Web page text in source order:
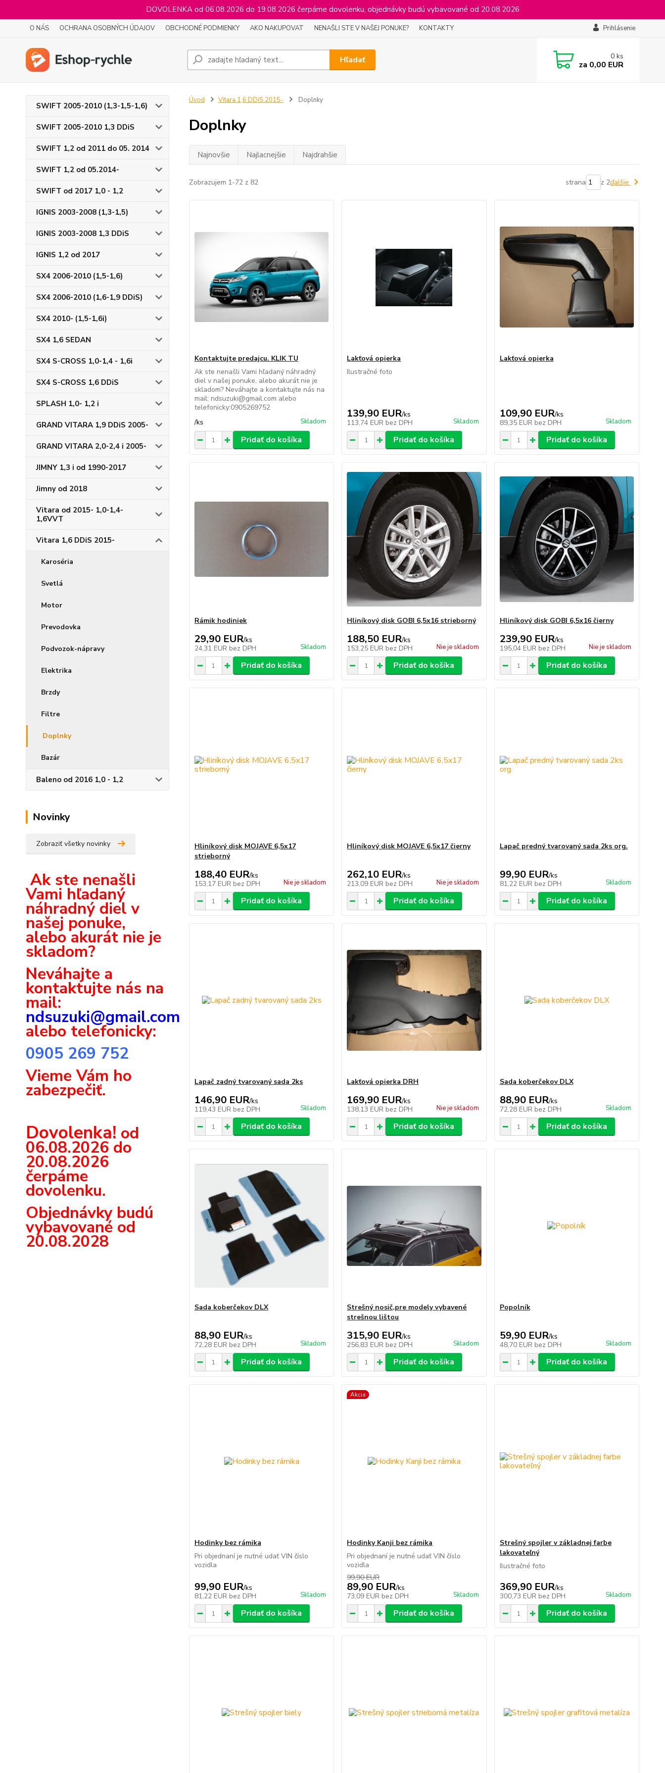
DOVOLENKA od 06.08.2026 do 19.08.2026 čerpáme dovolenku, objednávky budú vybavované od 20.08.2026
O NÁS OCHRANA OSOBNÝCH ÚDAJOV OBCHODNÉ PODMIENKY AKO NAKUPOVAT NENAŠLI STE V NAŠEJ PONUKE? KONTAKTY Prihlásenie
Hľadať 0 ks
za 0,00 EUR
SWIFT 2005-2010 (1,3-1,5-1,6)
SWIFT 2005-2010 1,3 DDiS
SWIFT 1,2 od 2011 do 05. 2014
SWIFT 1,2 od 05.2014-
SWIFT od 2017 1,0 - 1,2
IGNIS 2003-2008 (1,3-1,5)
IGNIS 2003-2008 1,3 DDiS
IGNIS 1,2 od 2017
SX4 2006-2010 (1,5-1,6)
SX4 2006-2010 (1,6-1,9 DDiS)
SX4 2010- (1,5-1,6i)
SX4 1,6 SEDAN
SX4 S-CROSS 1,0-1,4 - 1,6i
SX4 S-CROSS 1,6 DDiS
SPLASH 1,0- 1,2 i
GRAND VITARA 1,9 DDiS 2005-
GRAND VITARA 2,0-2,4 i 2005-
JIMNY 1,3 i od 1990-2017
Jimny od 2018
Vitara od 2015- 1,0-1,4-
1,6VVT
Vitara 1,6 DDiS 2015-
Karoséria
Svetlá
Motor
Prevodovka
Podvozok-nápravy
Elektrika
Brzdy
Filtre
Doplnky
Bazár
Baleno od 2016 1,0 - 1,2
Novinky
Zobraziť všetky novinky
Ak ste nenašli
Vami hľadaný
náhradný diel v
našej ponuke,
alebo akurát nie je
skladom?
Neváhajte a
kontaktujte nás na
mail:
ndsuzuki@gmail.com
alebo telefonicky:
0905 269 752
Vieme Vám ho
zabezpečiť.
Dovolenka! od
06.08.2026 do
20.08.2026
čerpáme
dovolenku.
Objednávky budú
vybavované od
20.08.2028
Úvod Vitara 1,6 DDiS 2015- Doplnky
Doplnky
Najnovšie Najlacnejšie Najdrahšie
Zobrazujem 1-72 z 82 strana z 2ďalšie
Kontaktujte predajcu. KLIK TU
Ak ste nenašli Vami hľadaný náhradný
diel v našej ponuke, alebo akurát nie je
skladom? Neváhajte a kontaktujte nás na
mail: ndsuzuki@gmail.com alebo
telefonicky:0905269752
/ks Skladom
Pridať do košíka
Lakťová opierka
Ilustračné foto
139,90 EUR/ks
113,74 EUR bez DPH Skladom
Pridať do košíka
Lakťová opierka
109,90 EUR/ks
89,35 EUR bez DPH Skladom
Pridať do košíka
Rámik hodiniek
29,90 EUR/ks
24,31 EUR bez DPH Skladom
Pridať do košíka
Hliníkový disk GOBI 6,5x16 strieborný
188,50 EUR/ks
153,25 EUR bez DPH Nie je skladom
Pridať do košíka
Hliníkový disk GOBI 6,5x16 čierny
239,90 EUR/ks
195,04 EUR bez DPH Nie je skladom
Pridať do košíka
Hliníkový disk MOJAVE 6,5x17
strieborný
188,40 EUR/ks
153,17 EUR bez DPH Nie je skladom
Pridať do košíka
Hliníkový disk MOJAVE 6,5x17 čierny
262,10 EUR/ks
213,09 EUR bez DPH Nie je skladom
Pridať do košíka
Lapač predný tvarovaný sada 2ks org.
99,90 EUR/ks
81,22 EUR bez DPH Skladom
Pridať do košíka
Lapač zadný tvarovaný sada 2ks
146,90 EUR/ks
119,43 EUR bez DPH Skladom
Pridať do košíka
Lakťová opierka DRH
169,90 EUR/ks
138,13 EUR bez DPH Nie je skladom
Pridať do košíka
Sada koberčekov DLX
88,90 EUR/ks
72,28 EUR bez DPH Skladom
Pridať do košíka
Sada koberčekov DLX
88,90 EUR/ks
72,28 EUR bez DPH Skladom
Pridať do košíka
Strešný nosič,pre modely vybavené
strešnou lištou
315,90 EUR/ks
256,83 EUR bez DPH Skladom
Pridať do košíka
Popolník
59,90 EUR/ks
48,70 EUR bez DPH Skladom
Pridať do košíka
Hodinky bez rámika
Pri objednaní je nutné udať VIN číslo
vozidla
99,90 EUR/ks
81,22 EUR bez DPH Skladom
Pridať do košíka
Akcia
Hodinky Kanji bez rámika
Pri objednaní je nutné udať VIN číslo
vozidla
99,90 EUR
89,90 EUR/ks
73,09 EUR bez DPH Skladom
Pridať do košíka
Strešný spojler v základnej farbe
lakovateľný
Ilustračné foto
369,90 EUR/ks
300,73 EUR bez DPH Skladom
Pridať do košíka